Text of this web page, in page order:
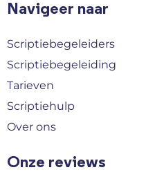
Navigeer naar
Scriptiebegeleiders
Scriptiebegeleiding
Tarieven
Scriptiehulp
Over ons
Onze reviews